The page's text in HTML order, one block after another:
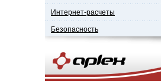
Интернет-расчеты
Безопасность